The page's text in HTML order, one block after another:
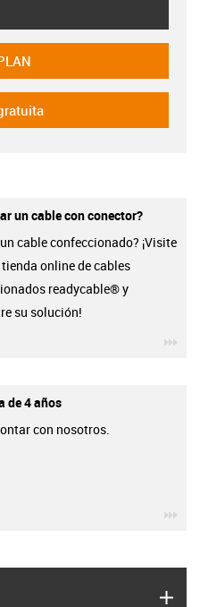
un cable con conector?
cable confeccionado? ¡Visite
online de cables
readycable® y
su solución!
de 4 años
con nosotros.